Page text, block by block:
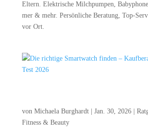
Eltern. Elek­tri­sche Milch­pum­pen,
mer & mehr. Per­sön­li­che Bera­tung, Top-
vor Ort.
von Michaela Burghardt| Jan. 30, 2026|
Fitness & Beauty